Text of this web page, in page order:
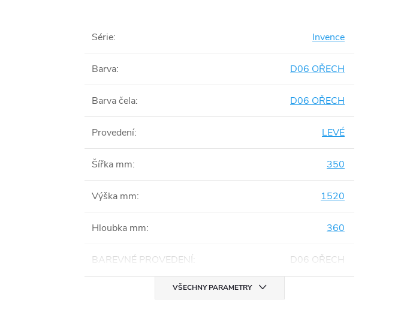
Série: Invence
Barva: D06 OŘECH
Barva čela: D06 OŘECH
Provedení: LEVÉ
Šířka mm: 350
Výška mm: 1520
Hloubka mm: 360
BAREVNÉ PROVEDENÍ: D06 OŘECH
VŠECHNY PARAMETRY